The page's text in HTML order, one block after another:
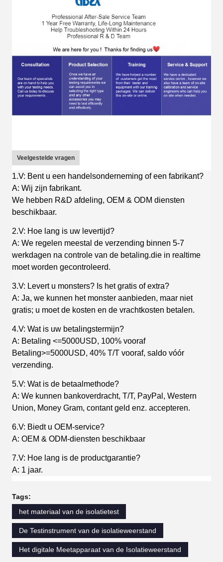
Veelgestelde vragen
1.V: Bent u een handelsonderneming of een fabrikant?
A: Wij zijn fabrikant.
We hebben R&D afdeling, OEM & ODM diensten
beschikbaar.
2.V: Hoe lang is uw levertijd?
A: We regelen meestal de verzending binnen 5-7
werkdagen na controle van de betaling.die in realtime
moet worden gecontroleerd.
3.V: Levert u monsters? Is het gratis of extra?
A: Ja, we kunnen het monster aanbieden, maar niet
gratis; u moet de kosten en de vrachtkosten betalen.
4.V: Wat is uw betalingstermijn?
A: Betaling <=5000USD, 100% vooraf
Betaling>=5000USD, 40% T/T vooraf, saldo vóór
verzending.
5.V: Wat is de betaalmethode?
A: We kunnen bankoverdracht, T/T, PayPal, Western
Union, Money Gram, contant geld enz. accepteren.
6.V: Biedt u OEM-service?
A: OEM & ODM-diensten beschikbaar
7.V: Hoe lang is de productgarantie?
A: 1 jaar.
Tags:
het materiaal van de isolatietest
De Testinstrument van de isolatieweerstand
Het digitale Meetapparaat van de Isolatieweerstand